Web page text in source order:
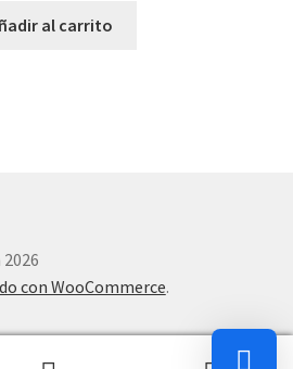
al carrito
con WooCommerce.